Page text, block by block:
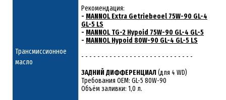
Трансмиссионное
масло
Рекомендация:
- MANNOL Extra Getriebeoel 75W-90 GL-4
GL-5 LS
- MANNOL TG-2 Hypoid 75W-90 GL-4 GL-5
- MANNOL Hypoid 80W-90 GL-4 GL-5 LS
- - - - - - - - - - - - - - - - - - - - - - - - - - - -
ЗАДНИЙ ДИФФЕРЕНЦИАЛ(для 4 WD)
Требования OEM: GL-5 80W-90
Объём заливки: 1,0 л.